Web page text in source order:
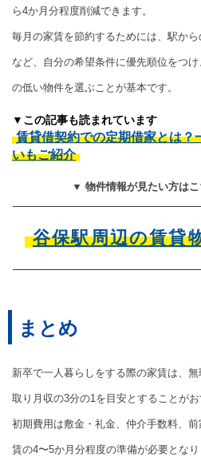
ら4か月分程度削減できます。
毎月の家賃を節約するためには、駅か
など、自分の希望条件に優先順位をつ
の低い物件を選ぶことが基本です。
▼この記事も読まれています
賃貸借契約での定期借家とは？
いもご紹介
▼ 物件情報が見たい方は
谷保駅周辺の賃貸
まとめ
新卒で一人暮らしをする際の家賃は、
取り月収の3分の1を目安とすることがお
初期費用は敷金・礼金、仲介手数料、
賃の4〜5か月分程度の準備が必要となり